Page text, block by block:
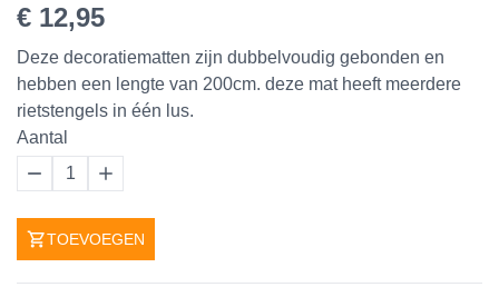
€ 12,95
Deze decoratiematten zijn dubbelvoudig gebonden en
hebben een lengte van 200cm. deze mat heeft meerdere
rietstengels in één lus.
Aantal
1
TOEVOEGEN